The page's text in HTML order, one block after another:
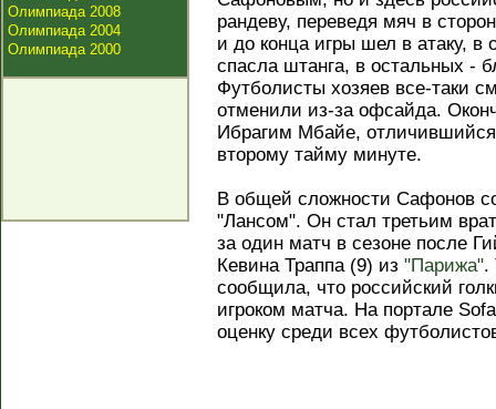
Олимпиада 2008
Олимпиада 2004
Олимпиада 2000
рандеву, переведя мяч в
и до конца игры шел в атаку,
спасла штанга, в остальных -
Футболисты хозяев все-таки
отменили из-за офсайда.
Ибрагим Мбайе,
второму тайму минуте.
В общей сложности Сафонов
"Лансом". Он стал третьим
за один матч в сезоне после
Кевина Траппа (9) из "Парижа".
сообщила, что российский
игроком матча. На портале
оценку среди всех